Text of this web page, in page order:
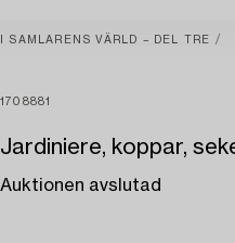
I SAMLARENS VÄRLD – DEL TRE
1708881
Jardiniere, koppar,
Auktionen avslutad